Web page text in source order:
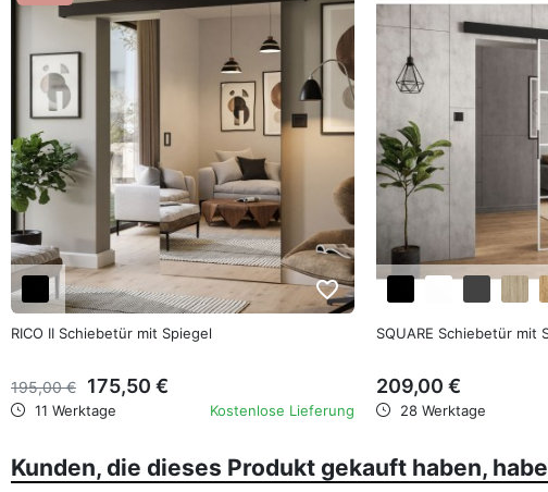
favorite_border
RICO II Schiebetür mit Spiegel
195,00 € 175,50 €
11 Werktage Kostenlose Lieferung
SQUARE Schiebetür mit
209,00 €
28 Werktage
Kunden, die dieses Produkt gekauft haben,